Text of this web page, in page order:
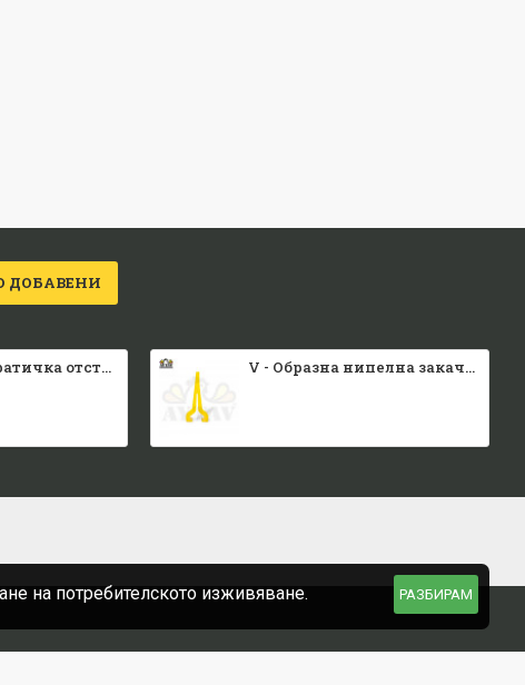
ДОБАВЕНИ
Малка каса вратичка отстрани и отгоре V - Образна нипелна закачалка
РАЗБИРАМ
на потребителското изживяване.